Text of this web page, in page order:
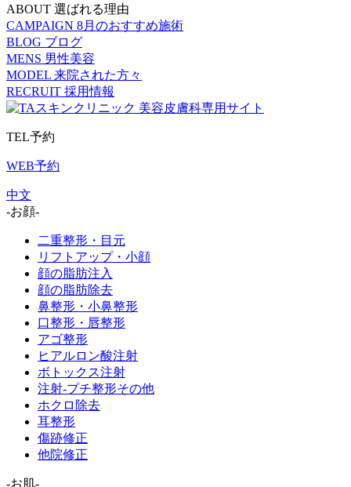
ABOUT 選ばれる理由
CAMPAIGN 8月のおすすめ施術
BLOG ブログ
MENS 男性美容
MODEL 来院された方々
RECRUIT 採用情報
TEL予約
WEB予約
中文
-お顔-
二重整形・目元
リフトアップ・小顔
顔の脂肪注入
顔の脂肪除去
鼻整形・小鼻整形
口整形・唇整形
アゴ整形
ヒアルロン酸注射
ボトックス注射
注射-プチ整形その他
ホクロ除去
耳整形
傷跡修正
他院修正
-お肌-